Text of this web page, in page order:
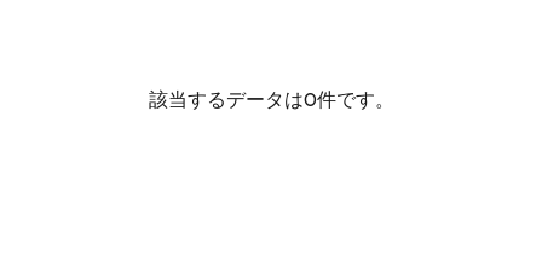
該当するデータは0件です。